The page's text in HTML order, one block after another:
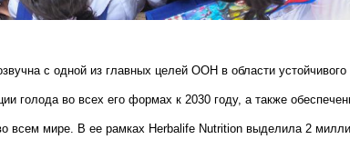
c одной из главных целей ООН в области
голода во всех его формах к 2030 году, а также
всем мире. В ее рамках Herbalife Nutrition выделила 2